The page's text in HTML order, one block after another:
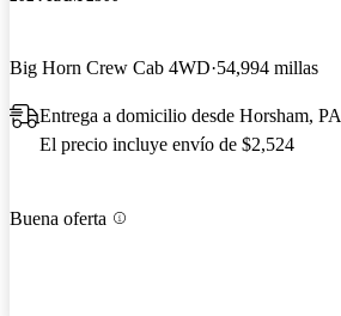
Big Horn Crew Cab 4WD 54,994 millas
Entrega a domicilio desde Horsham, PA
El precio incluye envío de $2,524
Buena oferta